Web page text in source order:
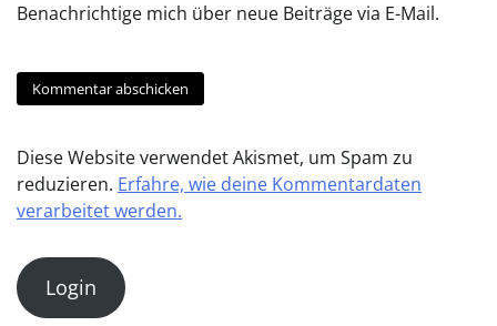
Benachrichtige mich über neue Beiträge via E-Mail.
Diese Website verwendet Akismet, um Spam zu
reduzieren. Erfahre, wie deine Kommentardaten
verarbeitet werden.
Login